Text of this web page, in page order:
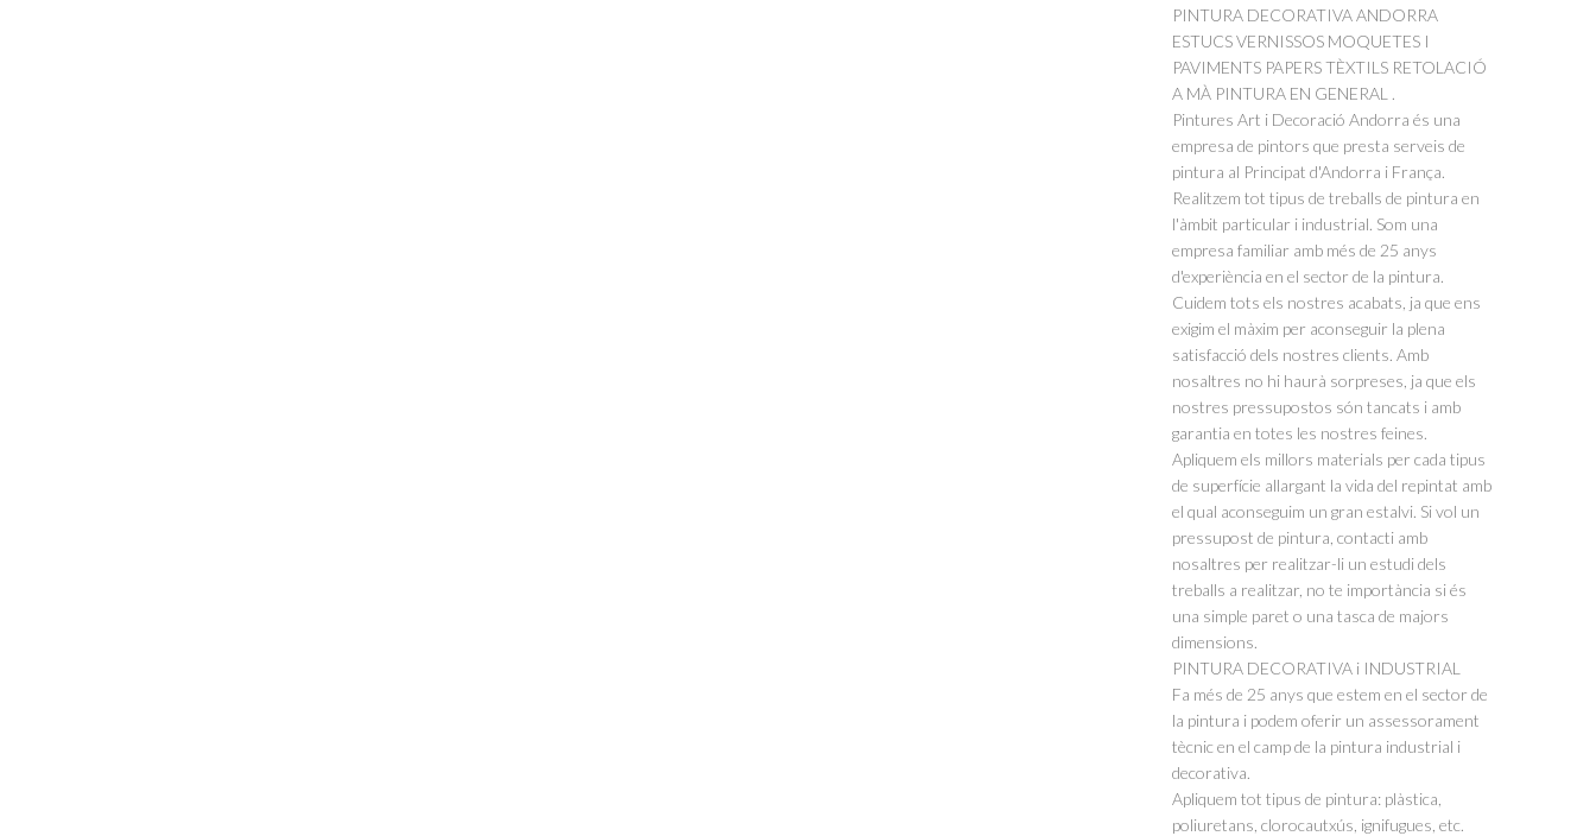
PINTURA DECORATIVA ANDORRA
ESTUCS VERNISSOS MOQUETES I
PAVIMENTS PAPERS TÈXTILS RETOLACIÓ
A MÀ PINTURA EN GENERAL .
Pintures Art i Decoració Andorra és una
empresa de pintors que presta serveis de
pintura al Principat d'Andorra i França.
Realitzem tot tipus de treballs de pintura en
l'àmbit particular i industrial. Som una
empresa familiar amb més de 25 anys
d'experiència en el sector de la pintura.
Cuidem tots els nostres acabats, ja que ens
exigim el màxim per aconseguir la plena
satisfacció dels nostres clients. Amb
nosaltres no hi haurà sorpreses, ja que els
nostres pressupostos són tancats i amb
garantia en totes les nostres feines.
Apliquem els millors materials per cada tipus
de superfície allargant la vida del repintat amb
el qual aconseguim un gran estalvi. Si vol un
pressupost de pintura, contacti amb
nosaltres per realitzar-li un estudi dels
treballs a realitzar, no te importància si és
una simple paret o una tasca de majors
dimensions.
PINTURA DECORATIVA i INDUSTRIAL
Fa més de 25 anys que estem en el sector de
la pintura i podem oferir un assessorament
tècnic en el camp de la pintura industrial i
decorativa.
Apliquem tot tipus de pintura: plàstica,
poliuretans, clorocautxús, ignifugues, etc.